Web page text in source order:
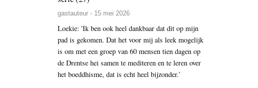
gastauteur - 15 mei 2026
Loekie: 'Ik ben ook heel dankbaar dat dit op mijn
pad is gekomen. Dat het voor mij als leek mogelijk
is om met een groep van 60 mensen tien dagen op
de Drentse hei samen te mediteren en te leren over
het boeddhisme, dat is echt heel bijzonder.’